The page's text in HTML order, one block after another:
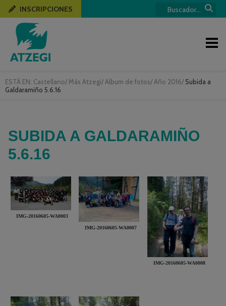
ESTÁ EN: Castellano/ Más Atzegi/ Album de fotos/ Año 2016/ Subida a
Galdaramiño 5.6.16
INSCRIPCIONES
SUBIDA A GALDARAMIÑO
5.6.16
IMG-20160605-WA0003
IMG-20160605-WA0007
IMG-20160605-WA0008